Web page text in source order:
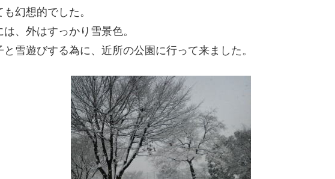
幻想的でした。
、外はすっかり雪景色。
雪遊びする為に、近所の公園に行って来ました。